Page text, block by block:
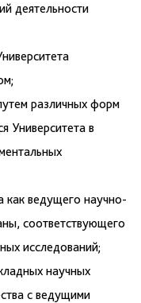
деятельности
различных форм
Университета в
как ведущего научно-
соответствующего
исследований;
научных
с ведущими